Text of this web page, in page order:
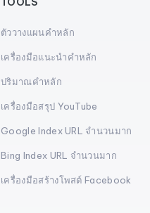
ตัววางแผนคำหลัก
เครื่องมือแนะนำคำหลัก
ปริมาณคำหลัก
เครื่องมือสรุป YouTube
Google Index URL จำนวนมาก
Bing Index URL จำนวนมาก
เครื่องมือสร้างโพสต์ Facebook